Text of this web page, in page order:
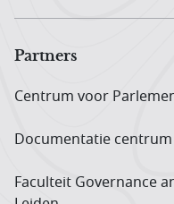
Partners
Centrum voor
Documentatie
Faculteit Governance